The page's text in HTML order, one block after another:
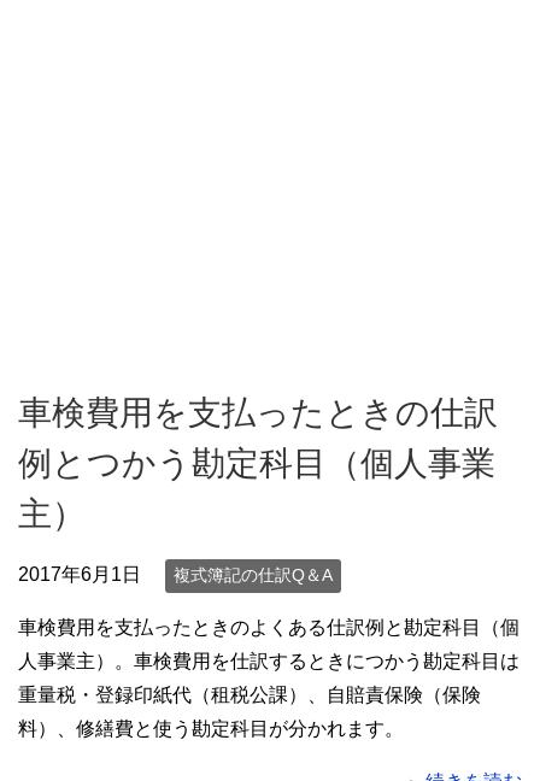
車検費用を支払ったときの仕訳
例とつかう勘定科目（個人事業
主）
2017年6月1日 複式簿記の仕訳Q＆A
車検費用を支払ったときのよくある仕訳例と勘定科目（個
人事業主）。車検費用を仕訳するときにつかう勘定科目は
重量税・登録印紙代（租税公課）、自賠責保険（保険
料）、修繕費と使う勘定科目が分かれます。